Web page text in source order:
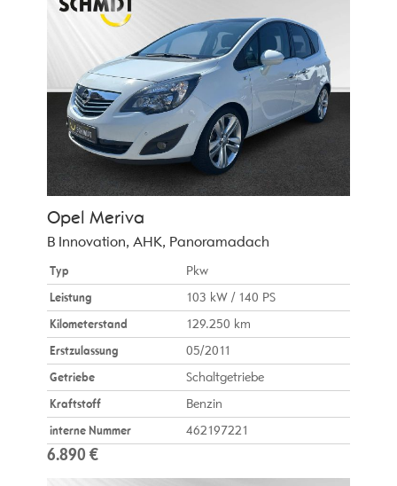
Opel Meriva
B Innovation, AHK, Panoramadach
Typ
Pkw
Leistung
103 kW / 140 PS
Kilometerstand
129.250 km
Erstzulassung
05/2011
Getriebe
Schaltgetriebe
Kraftstoff
Benzin
interne Nummer
462197221
6.890 €